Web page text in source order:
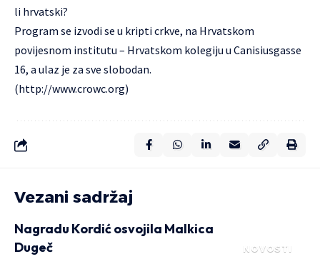
li hrvatski?
Program se izvodi se u kripti crkve, na Hrvatskom
povijesnom institutu – Hrvatskom kolegiju u Canisiusgasse
16, a ulaz je za sve slobodan.
(http://www.crowc.org)
Vezani sadržaj
NOVOSTI
Nagradu Kordić osvojila Malkica
Dugeč